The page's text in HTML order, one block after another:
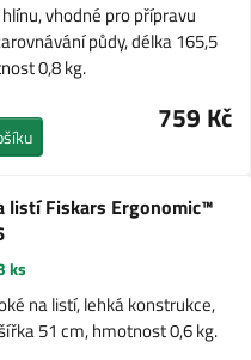
vhodné pro přípravu
půdy, délka 165,5
0,8 kg.
759 Kč
listí Fiskars Ergonomic™
ks
na listí, lehká konstrukce,
51 cm, hmotnost 0,6 kg.